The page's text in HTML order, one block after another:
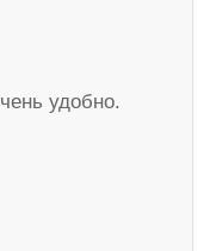
удобно.